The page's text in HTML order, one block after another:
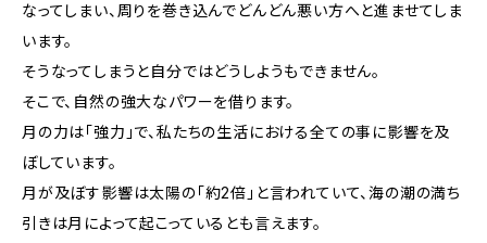
なってしまい、周りを巻き込んでどんどん悪い方へと進ませてしま
います。
そうなってしまうと自分ではどうしようもできません。
そこで、自然の強大なパワーを借ります。
月の力は「強力」で、私たちの生活における全ての事に影響を及
ぼしています。
月が及ぼす影響は太陽の「約2倍」と言われていて、海の潮の満ち
引きは月によって起こっているとも言えます。